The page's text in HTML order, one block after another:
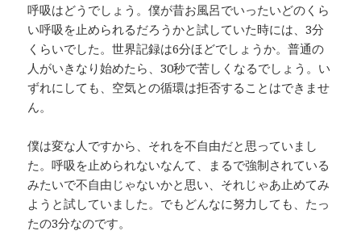
呼吸はどうでしょう。僕が昔お風呂でいったいどのくら
い呼吸を止められるだろうかと試していた時には、3分
くらいでした。世界記録は6分ほどでしょうか。普通の
人がいきなり始めたら、30秒で苦しくなるでしょう。い
ずれにしても、空気との循環は拒否することはできませ
ん。
僕は変な人ですから、それを不自由だと思っていまし
た。呼吸を止められないなんて、まるで強制されている
みたいで不自由じゃないかと思い、それじゃあ止めてみ
ようと試していました。でもどんなに努力しても、たっ
たの3分なのです。